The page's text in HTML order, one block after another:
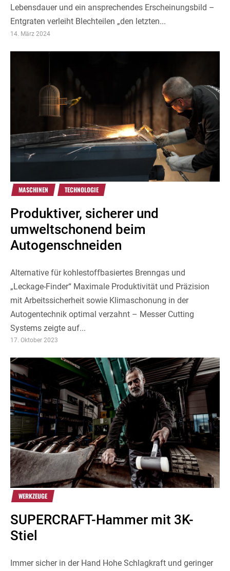
Lebensdauer und ein ansprechendes Erscheinungsbild –
Entgraten verleiht Blechteilen „den letzten...
14. März 2024
MASCHINEN TECHNOLOGIE
Produktiver, sicherer und
umweltschonend beim
Autogenschneiden
Alternative für kohlestoffbasiertes Brenngas und
„Leckage-Finder“ Maximale Produktivität und Präzision
mit Arbeitssicherheit sowie Klimaschonung in der
Autogentechnik optimal verzahnt – Messer Cutting
Systems zeigte auf...
17. Oktober 2023
WERKZEUGE
SUPERCRAFT-Hammer mit 3K-
Stiel
Immer sicher in der Hand Hohe Schlagkraft und geringer